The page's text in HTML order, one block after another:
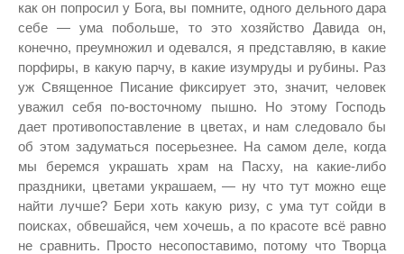
как он попросил у Бога, вы помните, одного дельного дара
себе — ума побольше, то это хозяйство Давида он,
конечно, преумножил и одевался, я представляю, в какие
порфиры, в какую парчу, в какие изумруды и рубины. Раз
уж Священное Писание фиксирует это, значит, человек
уважил себя по-восточному пышно. Но этому Господь
дает противопоставление в цветах, и нам следовало бы
об этом задуматься посерьезнее. На самом деле, когда
мы беремся украшать храм на Пасху, на какие-либо
праздники, цветами украшаем, — ну что тут можно еще
найти лучше? Бери хоть какую ризу, с ума тут сойди в
поисках, обвешайся, чем хочешь, а по красоте всё равно
не сравнить. Просто несопоставимо, потому что Творца